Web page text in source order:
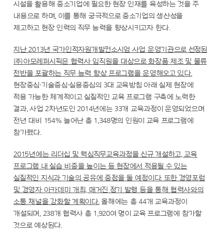
시설을 활용해 중소기업에 필요한 현장 인재를 육성하는 것을 주
내용으로 하며, 이를 통해 궁극적으로 중소기업의 생산성을
제고하고 현장 인력의 직무 능력을 향상시키고자 한다.
지난 2013년 국가인적자원개발컨소시엄 사업 운영기관으로 선정된
㈜아모레퍼시픽은 협력사 임직원을 대상으로 화장품 제조 및 물류
전반을 포괄하는 직무 능력 향상 프로그램을 운영해오고 있다.
현장중심∙기술중심∙실용중심의 3대 교육방침 아래 실제 현장에
적용 가능한 체계적이고 실질적인 교육 프로그램 구축에 노력한
결과, 사업 2차년도인 2014년에는 33개 교육과정이 운영되었으며
전년 대비 154% 늘어난 총 1,348명의 인원이 교육 프로그램에
참가했다.
2015년에는 리더십 및 핵심직무교육과정을 신규 개설하고, 교육
프로그램 내 실습 비중을 높이는 등 현장에서 적용될 수 있는
실질적인 지식과 기술의 공유에 중점을 둘 예정이다. 또한 경영포럼
및 경영자 아카데미 개최, 매거진 정기 발행 등을 통해 협력사와의
소통 채널을 강화할 계획이다.올해에는 총 44개 교육과정이
개설되며, 238개 협력사 총 1,920여 명이 교육 프로그램에 참가할
것으로 예상된다.